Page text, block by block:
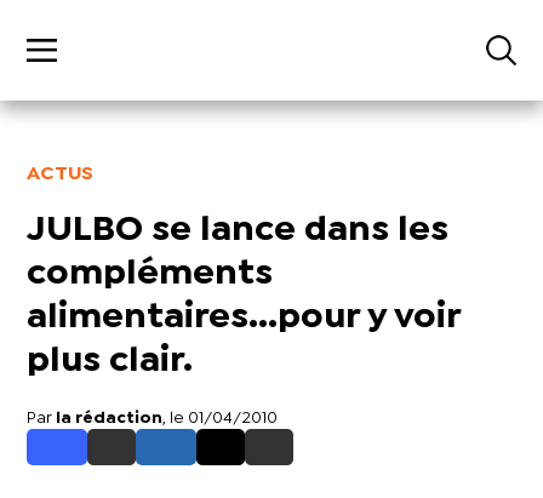
ACTUS
JULBO se lance dans les
compléments
alimentaires...pour y voir
plus clair.
Par la rédaction , le 01/04/2010